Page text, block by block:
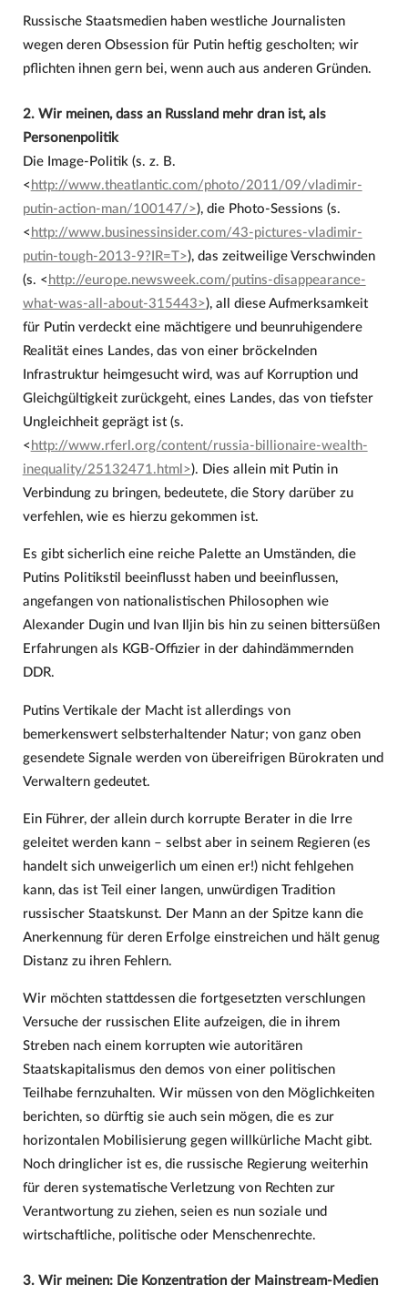
Russische Staatsmedien haben westliche Journalisten
wegen deren Obsession für Putin heftig gescholten; wir
pflichten ihnen gern bei, wenn auch aus anderen Gründen.
2. Wir meinen, dass an Russland mehr dran ist, als
Personenpolitik
Die Image-Politik (s. z. B.
< http://www.theatlantic.com/photo/2011/09/vladimir-
putin-action-man/100147/>), die Photo-Sessions (s.
< http://www.businessinsider.com/43-pictures-vladimir-
putin-tough-2013-9?IR=T>), das zeitweilige Verschwinden
(s. < http://europe.newsweek.com/putins-disappearance-
what-was-all-about-315443>), all diese Aufmerksamkeit
für Putin verdeckt eine mächtigere und beunruhigendere
Realität eines Landes, das von einer bröckelnden
Infrastruktur heimgesucht wird, was auf Korruption und
Gleichgültigkeit zurückgeht, eines Landes, das von tiefster
Ungleichheit geprägt ist (s.
< http://www.rferl.org/content/russia-billionaire-wealth-
inequality/25132471.html>). Dies allein mit Putin in
Verbindung zu bringen, bedeutete, die Story darüber zu
verfehlen, wie es hierzu gekommen ist.
Es gibt sicherlich eine reiche Palette an Umständen, die
Putins Politikstil beeinflusst haben und beeinflussen,
angefangen von nationalistischen Philosophen wie
Alexander Dugin und Ivan Iljin bis hin zu seinen bittersüßen
Erfahrungen als KGB-Offizier in der dahindämmernden
DDR.
Putins Vertikale der Macht ist allerdings von
bemerkenswert selbsterhaltender Natur; von ganz oben
gesendete Signale werden von übereifrigen Bürokraten und
Verwaltern gedeutet.
Ein Führer, der allein durch korrupte Berater in die Irre
geleitet werden kann – selbst aber in seinem Regieren (es
handelt sich unweigerlich um einen er!) nicht fehlgehen
kann, das ist Teil einer langen, unwürdigen Tradition
russischer Staatskunst. Der Mann an der Spitze kann die
Anerkennung für deren Erfolge einstreichen und hält genug
Distanz zu ihren Fehlern.
Wir möchten stattdessen die fortgesetzten verschlungen
Versuche der russischen Elite aufzeigen, die in ihrem
Streben nach einem korrupten wie autoritären
Staatskapitalismus den demos von einer politischen
Teilhabe fernzuhalten. Wir müssen von den Möglichkeiten
berichten, so dürftig sie auch sein mögen, die es zur
horizontalen Mobilisierung gegen willkürliche Macht gibt.
Noch dringlicher ist es, die russische Regierung weiterhin
für deren systematische Verletzung von Rechten zur
Verantwortung zu ziehen, seien es nun soziale und
wirtschaftliche, politische oder Menschenrechte.
3. Wir meinen: Die Konzentration der Mainstream-Medien